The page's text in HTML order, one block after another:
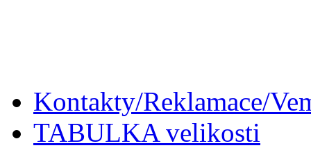
Kontakty/Reklamace/
TABULKA velikosti